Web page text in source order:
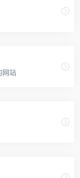
网站